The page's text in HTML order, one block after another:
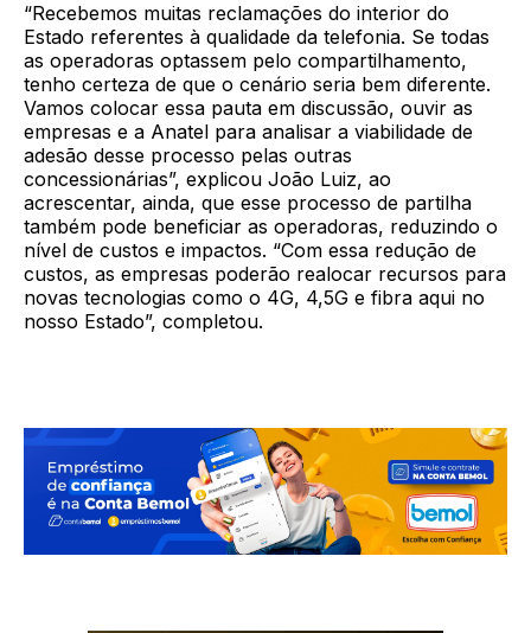
“Recebemos muitas reclamações do interior do
Estado referentes à qualidade da telefonia. Se todas
as operadoras optassem pelo compartilhamento,
tenho certeza de que o cenário seria bem diferente.
Vamos colocar essa pauta em discussão, ouvir as
empresas e a Anatel para analisar a viabilidade de
adesão desse processo pelas outras
concessionárias”, explicou João Luiz, ao
acrescentar, ainda, que esse processo de partilha
também pode beneficiar as operadoras, reduzindo o
nível de custos e impactos. “Com essa redução de
custos, as empresas poderão realocar recursos para
novas tecnologias como o 4G, 4,5G e fibra aqui no
nosso Estado”, completou.